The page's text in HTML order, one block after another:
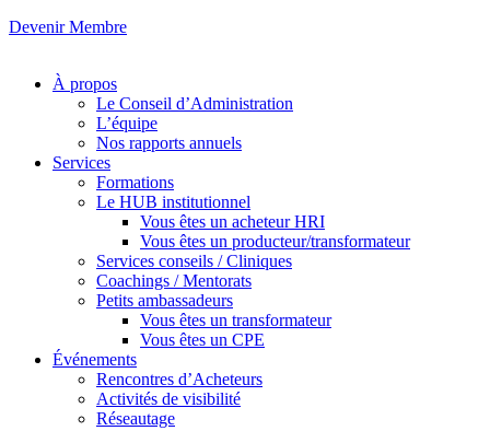
Devenir Membre
À propos
Le Conseil d’Administration
L’équipe
Nos rapports annuels
Services
Formations
Le HUB institutionnel
Vous êtes un acheteur HRI
Vous êtes un producteur/transformateur
Services conseils / Cliniques
Coachings / Mentorats
Petits ambassadeurs
Vous êtes un transformateur
Vous êtes un CPE
Événements
Rencontres d’Acheteurs
Activités de visibilité
Réseautage